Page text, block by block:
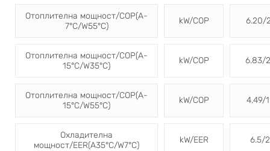
Отоплителна мощност/COP(A-
7°C/W55°C)
kW/COP 6.20/
Отоплителна мощност/COP(A-
15°C/W35°C)
kW/COP 6.83/
Отоплителна мощност/COP(A-
15°C/W55°C)
kW/COP 4.49/
Охладителна
мощност/EER(A35°C/W7°C)
kW/EER 6.5/